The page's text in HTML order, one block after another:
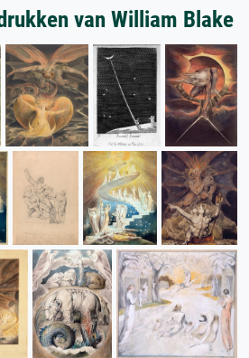
van William Blake